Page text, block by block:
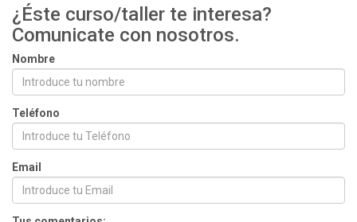
¿Éste curso/taller te interesa?
Comunicate con nosotros.
Nombre
Teléfono
Email